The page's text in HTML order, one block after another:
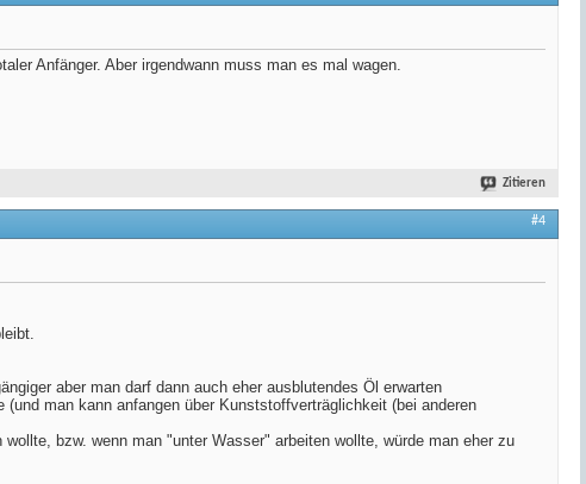
Anfänger. Aber irgendwann muss man es mal wagen.
Zitieren
#4
aber man darf dann auch eher ausblutendes Öl erwarten
man kann anfangen über Kunststoffverträglichkeit (bei anderen
bzw. wenn man "unter Wasser" arbeiten wollte, würde man eher zu